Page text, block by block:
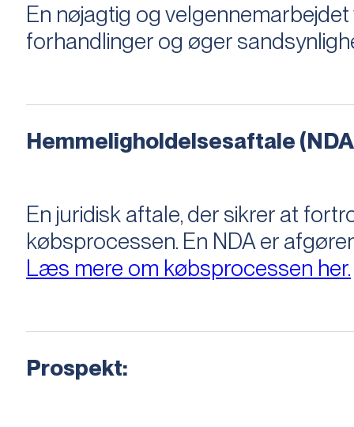
En nøjagtig og
forhandlinger og øger
Hemmeligholdelsesaftale
En juridisk aftale, der sikrer at
købsprocessen​​. En NDA er
Læs mere om købsprocessen her.
Prospekt: